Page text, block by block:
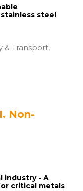
steel
& Transport,
Non-
industry - A
critical metals